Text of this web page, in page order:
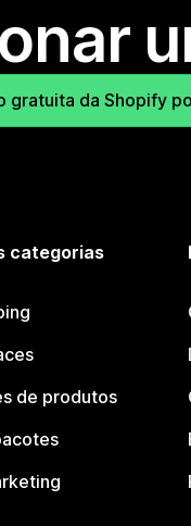
gratuita da Shopify
categorias
de produtos